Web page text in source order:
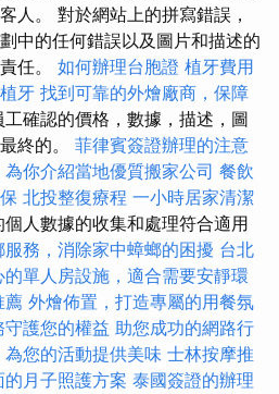
人。 對於網站上的拼寫錯誤，
中的任何錯誤以及圖片和描述的
任。 如何辦理台胞證 植牙費用
牙 找到可靠的外燴廠商，保障
工確認的價格，數據，描述，圖
終的。 菲律賓簽證辦理的注意
你介紹當地優質搬家公司 餐飲
北投整復療程 一小時居家清潔
人數據的收集和處理符合適用
服務，消除家中蟑螂的困擾 台北
的單人房設施，適合需要安靜環
薦 外燴佈置，打造專屬的用餐氛
護您的權益 助您成功的網路行
您的活動提供美味 士林按摩推
月子照護方案 泰國簽證的辦理